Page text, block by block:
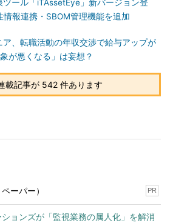
ツール「iTAssetEye」新バージョン登
報連携・SBOM管理機能を追加
ア、転職活動の年収交渉で給与アップが
が悪くなる」は妄想？
載記事が 542 件あります
ーパー） PR
ョンズが「監視業務の属人化」を解消